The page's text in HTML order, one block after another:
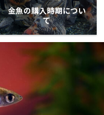
金魚の購入時期につい
て